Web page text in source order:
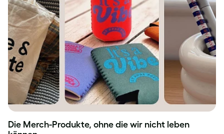
Die Merch-Produkte, ohne die wir nicht leben